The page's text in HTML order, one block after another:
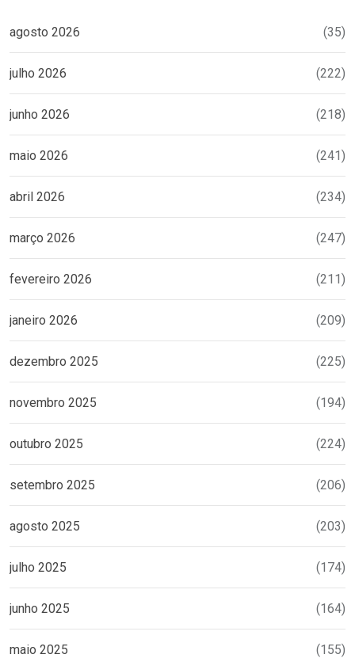
agosto 2026 (35)
julho 2026 (222)
junho 2026 (218)
maio 2026 (241)
abril 2026 (234)
março 2026 (247)
fevereiro 2026 (211)
janeiro 2026 (209)
dezembro 2025 (225)
novembro 2025 (194)
outubro 2025 (224)
setembro 2025 (206)
agosto 2025 (203)
julho 2025 (174)
junho 2025 (164)
maio 2025 (155)